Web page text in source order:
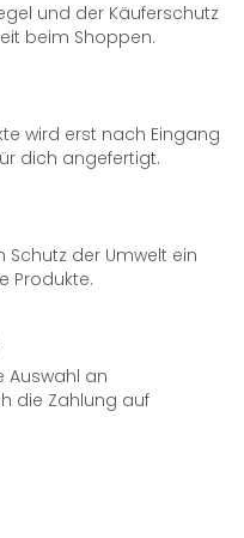
und der Käuferschutz
beim Shoppen.
wird erst nach Eingang
dich angefertigt.
Schutz der Umwelt ein
Produkte.
Auswahl an
die Zahlung auf